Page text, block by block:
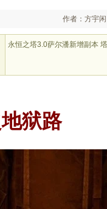
作者：方宇闲
永恒之塔3.0萨尔潘新增副本
狱路